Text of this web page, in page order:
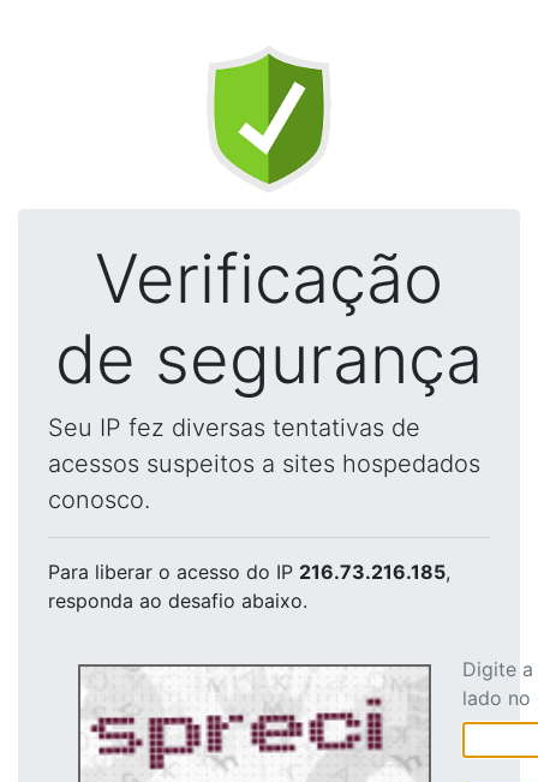
Verificação
de segurança
Seu IP fez diversas tentativas de
acessos suspeitos a sites hospedados
conosco.
Para liberar o acesso do IP 216.73.216.185,
responda ao desafio abaixo.
Digite
lado no